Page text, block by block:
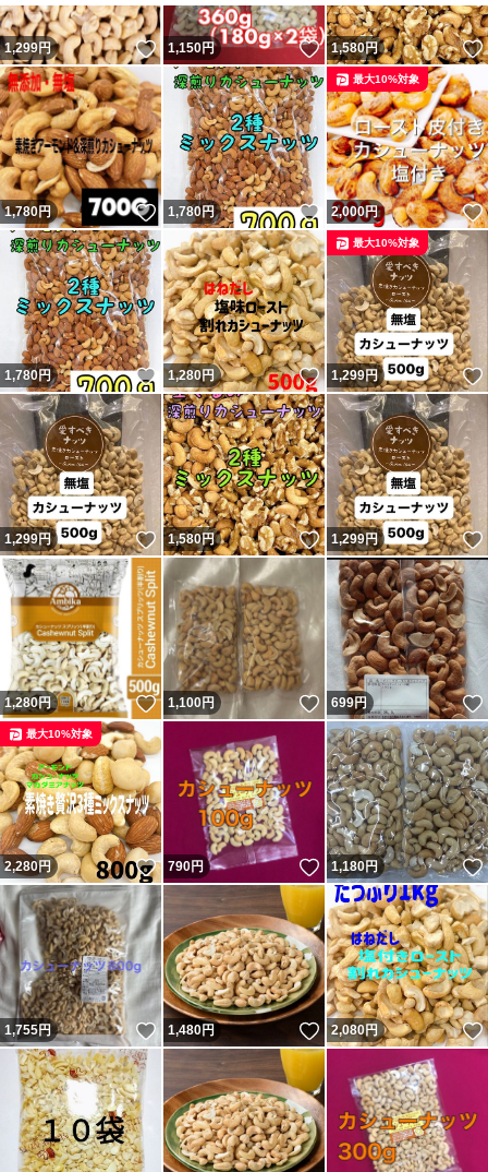
1,299円 いいね！
1,150円 いいね！
1,580円
1,780円 いいね！
1,780円 いいね！
2,000円
最大10%対象
1,780円 いいね！
1,280円 いいね！
1,299円
最大10%対象
1,299円 いいね！
1,580円 いいね！
1,299円
1,280円 いいね！
1,100円 いいね！
699円
2,280円 いいね！
最大10%対象
790円 いいね！
1,180円
1,755円 いいね！
1,480円 いいね！
2,080円